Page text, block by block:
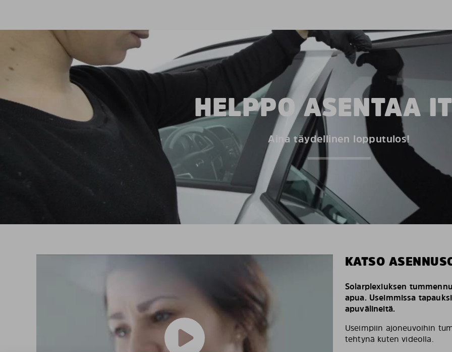
HELPPO ASENTAA
Aina täydellinen lopputulos!
KATSO
Solarplexiuksen
apua. Useimmissa
apuvälineitä.
Useimpiin ajoneuvoihin
tehtynä kuten videolla.